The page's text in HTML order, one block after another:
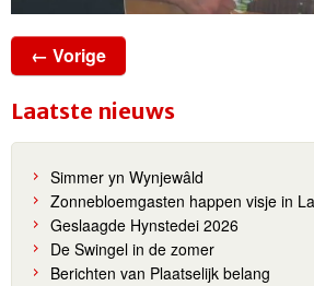
← Vorige
Laatste nieuws
Simmer yn Wynjewâld
Zonnebloemgasten happen visje in
Geslaagde Hynstedei 2026
De Swingel in de zomer
Berichten van Plaatselijk belang